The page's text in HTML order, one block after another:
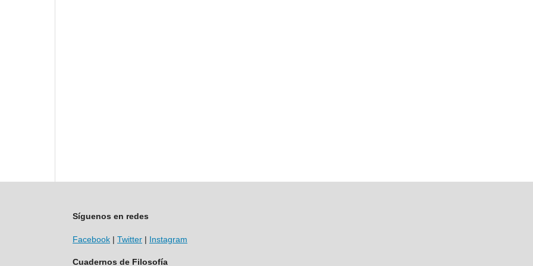
Síguenos en redes
Facebook | Twitter | Instagram
Cuadernos de Filosofía